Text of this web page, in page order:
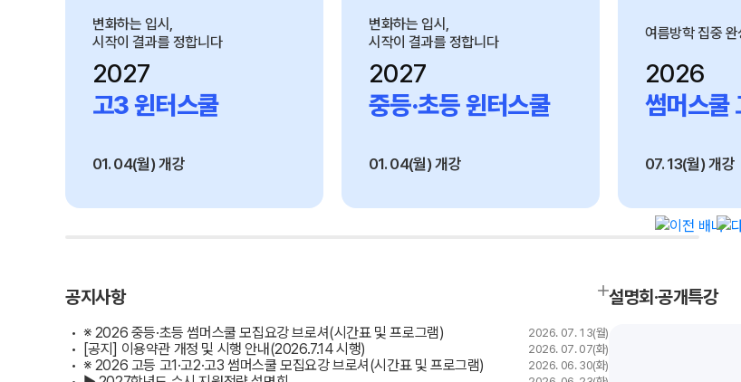
설명회·사전예약
캠퍼스생활
방문상담예약
자주 묻는 질문
단과 온라인 결제 안내
마이페이지 안내
2028 고2 정시집중반
변화하는 입시,
시작이 결과를 정합니다
2027
중등·초등윈터스쿨
01. 04(월) 개강
여름방학 집중 완성 프로그램
2026
썸머스쿨 고1 과정
07. 13(월) 개강
여름방학 집중 완
2026
썸머스쿨
07. 13(월) 개강
공지사항
※ 2026 중등·초등 썸머스쿨 모집요강 브로셔(시간표 및 프로그램) 2026. 07. 13(월)
[공지] 이용약관 개정 및 시행 안내(2026.7.14 시행) 2026. 07. 07(화)
※ 2026 고등 고1·고2·고3 썸머스쿨 모집요강 브로셔(시간표 및 프로그램) 2026. 06. 30(화)
설명회·공개특강